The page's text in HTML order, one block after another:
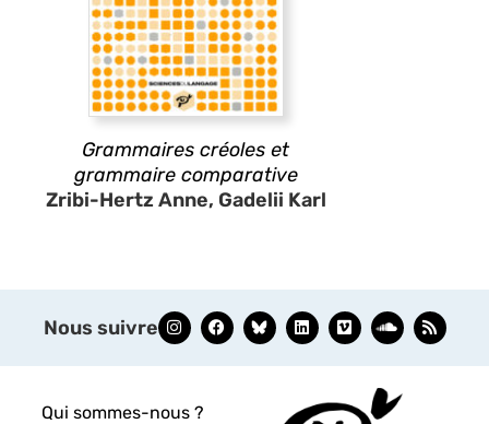
Grammaires créoles et
grammaire comparative
Zribi-Hertz Anne, Gadelii Karl
Nous suivre
Qui sommes-nous ?